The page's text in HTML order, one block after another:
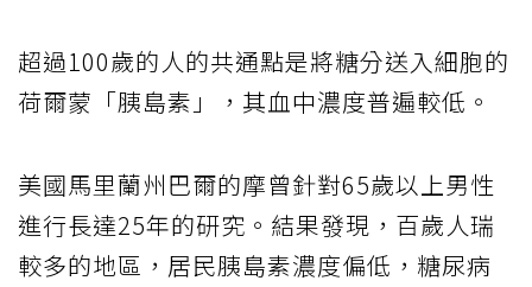
超過100歲的人的共通點是將糖分送入細胞的
荷爾蒙「胰島素」，其血中濃度普遍較低。
美國馬里蘭州巴爾的摩曾針對65歲以上男性
進行長達25年的研究。結果發現，百歲人瑞
較多的地區，居民胰島素濃度偏低，糖尿病